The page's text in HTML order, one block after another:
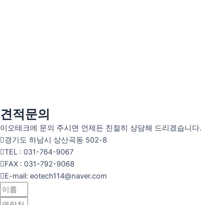
견적문의
이오테크에 문의 주시면 언제든 친절히 상담해 드리겠습니다.
경기도 하남시 상산곡동 502-8
TEL : 031-764-9067
FAX : 031-792-9068
E-mail: eotech114@naver.com